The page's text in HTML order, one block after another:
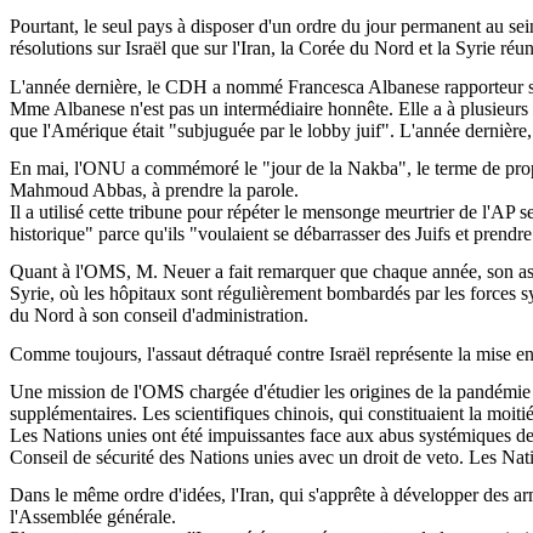
Pourtant, le seul pays à disposer d'un ordre du jour permanent au
résolutions sur Israël que sur l'Iran, la Corée du Nord et la Syrie
L'année dernière, le CDH a nommé Francesca Albanese
Mme Albanese n'est pas un intermédiaire honnête. Elle a à
que l'Amérique était "subjuguée par le lobby juif". L'année
En mai, l'ONU a commémoré le "jour de la Nakba", le terme de
Mahmoud Abbas, à prendre la parole.
Il a utilisé cette tribune pour répéter le mensonge meurtrier de l'AP
historique" parce qu'ils "voulaient se débarrasser des Juifs et
Quant à l'OMS, M. Neuera fait remarquer que chaque année, son
Syrie, où les hôpitaux sont régulièrement bombardés par les forces
du Nord à son conseil d'administration.
Comme toujours, l'assaut détraqué contre Israël représente la mise
Une mission de l'OMS chargée d'étudier les origines de la
supplémentaires. Les scientifiques chinois, qui constituaient la
Les Nations unies ont été impuissantes face aux abus systémiques
Conseil de sécurité des Nations unies avec un droit de veto. Les
Dans le même ordre d'idées, l'Iran, qui s'apprête à développer des
l'Assemblée générale.